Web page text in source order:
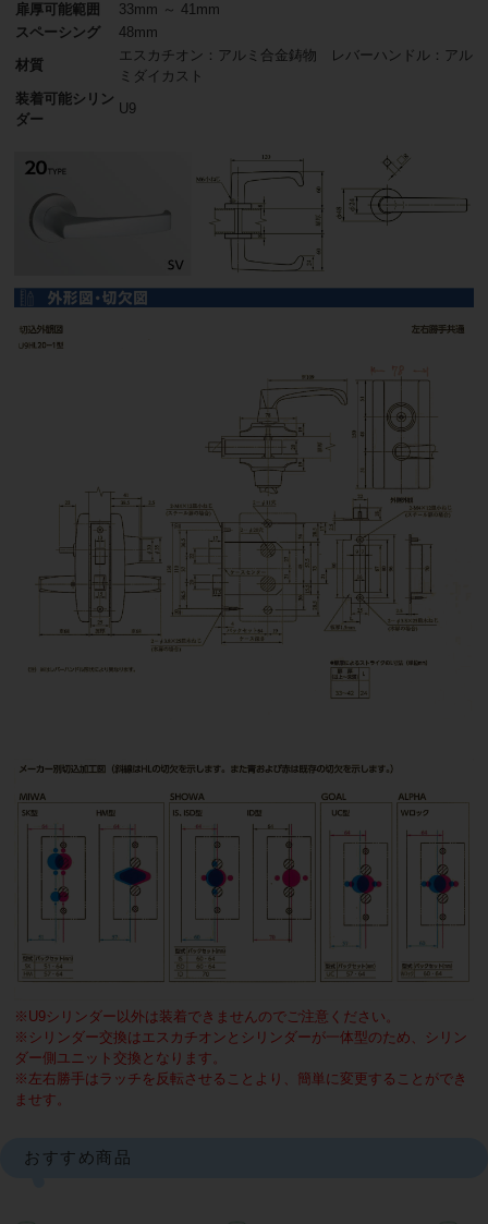
扉厚可能範囲
33mm ～ 41mm
スペーシング
48mm
材質
エスカチオン：アルミ合金鋳物 レバーハンドル：アル
ミダイカスト
装着可能シリン
ダー
U9
※U9シリンダー以外は装着できませんのでご注意ください。
※シリンダー交換はエスカチオンとシリンダーが一体型のため、シリン
ダー側ユニット交換となります。
※左右勝手はラッチを反転させることより、簡単に変更することができ
ませす。
おすすめ商品